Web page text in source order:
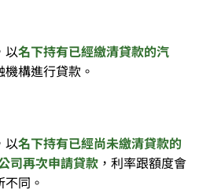
以名下持有已經繳清貸款的汽
構進行貸款。
以名下持有已經尚未繳清貸款的
司再次申請貸款 ，利率跟額度會
同。